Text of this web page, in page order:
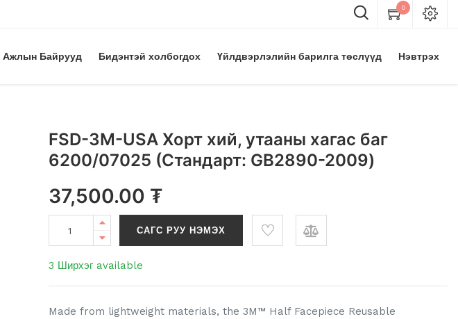
0
Ажлын Байрууд Бидэнтэй холбогдох Үйлдвэрлэлийн барилга төслүүд Нэвтрэх
FSD-3M-USA Хорт хий, утааны хагас баг
6200/07025 (Стандарт: GB2890-2009)
37,500.00 ₮
САГС РУУ НЭМЭХ
3 Ширхэг available
Made from lightweight materials, the 3M™ Half Facepiece Reusable